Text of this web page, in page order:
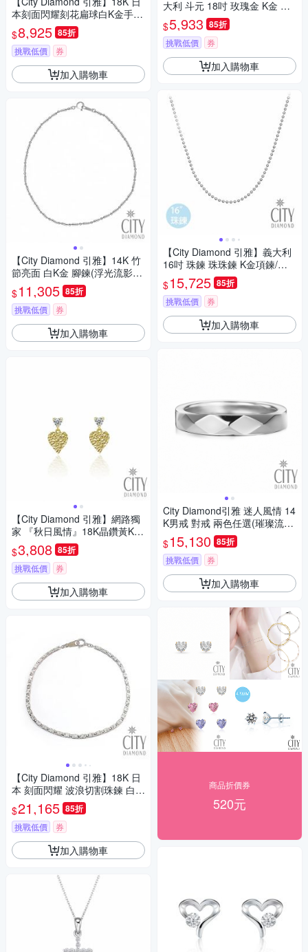
本刻面閃耀刻花扁球白K金手鍊
(東京Yuki表參道系列)
$8,925 85折
挑戰低價 券
加入購物車
【City Diamond 引雅】14K 竹
節亮面 白K金 腳鍊(浮光流影系
列)
$11,305 85折
挑戰低價 券
加入購物車
【City Diamond 引雅】網路獨
家 『秋日風情』18K晶鑽黃K金
短掛耳環(東京Yuki系列)
$3,808 85折
挑戰低價 券
加入購物車
【City Diamond 引雅】18K 日
本 刻面閃耀 波浪切割珠鍊 白K
金 手鍊 (東京Yuki表參道系列)
$21,165 85折
挑戰低價 券
加入購物車
大利 斗元 18吋 玫瑰金 K金 伸
縮 項鍊 (浮光流影系列)
$5,933 85折
挑戰低價 券
加入購物車
【City Diamond 引雅】義大利
16吋 珠鍊 珠珠鍊 K金項鍊/項
鏈(浮光流影系列)
$15,725 85折
挑戰低價 券
加入購物車
City Diamond引雅 迷人風情 14
K男戒 對戒 兩色任選(璀璨流光
系列)
$15,130 85折
挑戰低價 券
加入購物車
商品折價券
520元